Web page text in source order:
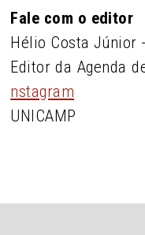
Fale com o editor
Hélio Costa Júnior -
Editor da Agenda
nstagram
UNICAMP